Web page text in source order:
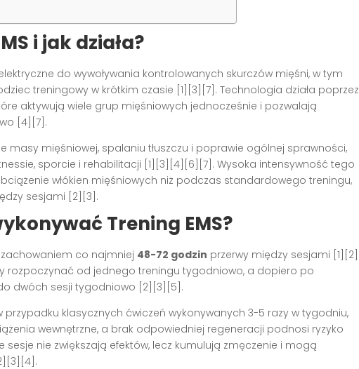
i jak działa?
do wywoływania kontrolowanych skurczów mięśni, w tym
treningowy w krótkim czasie [1][3][7]. Technologia działa poprzez
aktywują wiele grup mięśniowych jednocześnie i pozwalają
[4][7].
masy mięśniowej, spalaniu tłuszczu i poprawie ogólnej sprawności,
sporcie i rehabilitacji [1][3][4][6][7]. Wysoka intensywność tego
włókien mięśniowych niż podczas standardowego treningu,
sesjami [2][3].
Trening EMS?
zachowaniem co najmniej 48-72 godzin przerwy między sesjami [1][2]
rozpoczynać od jednego treningu tygodniowo, a dopiero po
dwóch sesji tygodniowo [2][3][5].
przypadku klasycznych ćwiczeń wykonywanych 3-5 razy w tygodniu,
wewnętrzne, a brak odpowiedniej regeneracji podnosi ryzyko
nie zwiększają efektów, lecz kumulują zmęczenie i mogą